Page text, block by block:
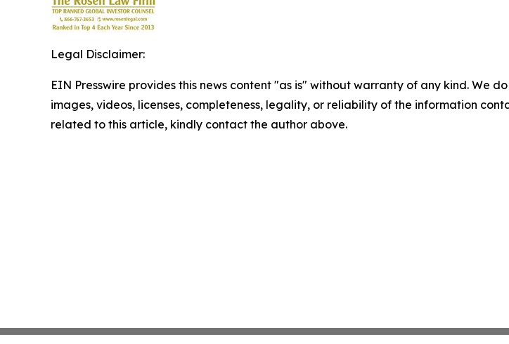
Legal Disclaimer:
EIN Presswire provides this news content "as is" without warranty of any kind. We
images, videos, licenses, completeness, legality, or reliability of the information
related to this article, kindly contact the author above.